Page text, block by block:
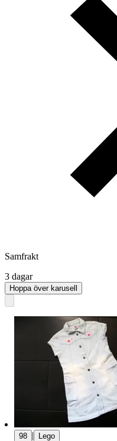
Samfrakt
3 dagar
Hoppa över karusell
98 | Lego